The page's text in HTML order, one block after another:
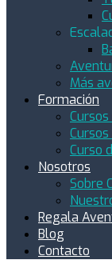
Más
Formación
Curso
Nosotros
Sobre
Regala
Blog
Contacto